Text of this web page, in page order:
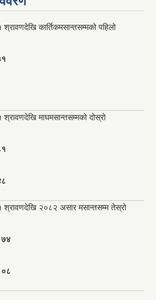
कार्तिकमसान्तसम्मको पहिलो
माघमसान्तसम्मको दोस्रो
श्रावणदेखि २०८२ असार मसान्तसम्म तेस्रो